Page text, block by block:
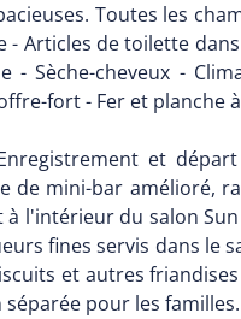
Toutes les
Articles de toilette
Sèche-cheveux -
fort - Fer et planche
et
de mini-bar amélioré,
l'intérieur du salon
fines servis dans le
et autres
pour les familles.